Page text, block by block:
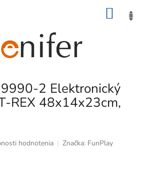
2 Elektronický
REX 48x14x23cm,
hodnotenia Značka: FunPlay